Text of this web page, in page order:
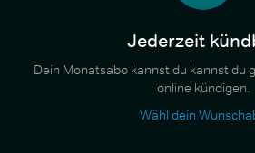
Jederzeit
Dein Monatsabo kannst du kannst du
online kündigen.
Wähl dein